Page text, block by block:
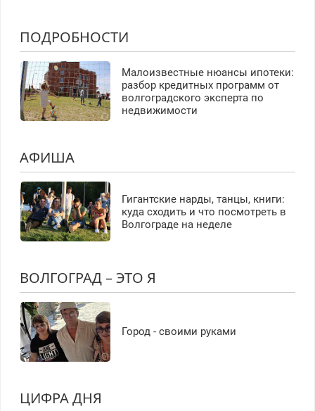
ПОДРОБНОСТИ
Малоизвестные нюансы ипотеки:
разбор кредитных программ от
волгоградского эксперта по
недвижимости
АФИША
Гигантские нарды, танцы, книги:
куда сходить и что посмотреть в
Волгограде на неделе
ВОЛГОГРАД – ЭТО Я
Город - своими руками
ЦИФРА ДНЯ